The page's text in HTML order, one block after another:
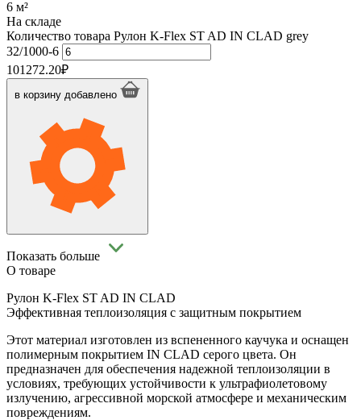
6 м²
На складе
Количество товара Рулон K-Flex ST AD IN CLAD grey
32/1000-6
101272.20₽
в корзину добавлено
Показать больше
О товаре
Рулон K-Flex ST AD IN CLAD
Эффективная теплоизоляция с защитным покрытием
Этот материал изготовлен из вспененного каучука и оснащен
полимерным покрытием IN CLAD серого цвета. Он
предназначен для обеспечения надежной теплоизоляции в
условиях, требующих устойчивости к ультрафиолетовому
излучению, агрессивной морской атмосфере и механическим
повреждениям.